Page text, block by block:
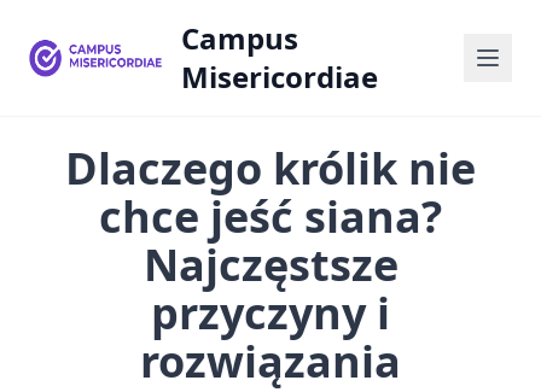
Campus
Misericordiae
Dlaczego królik nie
chce jeść siana?
Najczęstsze
przyczyny i
rozwiązania